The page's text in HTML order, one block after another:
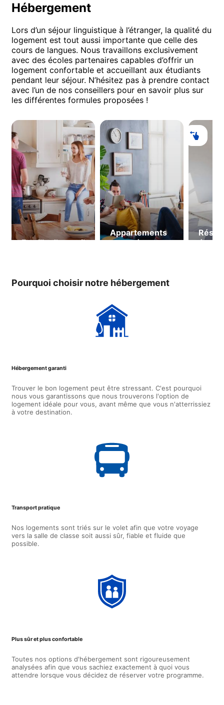
Hébergement
Lors d’un séjour linguistique à l’étranger, la qualité du
logement est tout aussi importante que celle des
cours de langues. Nous travaillons exclusivement
avec des écoles partenaires capables d’offrir un
logement confortable et accueillant aux étudiants
pendant leur séjour. N’hésitez pas à prendre contact
avec l’un de nos conseillers pour en savoir plus sur
les différentes formules proposées !
Famille d’accueil
Appartements
partagés
Pourquoi choisir notre hébergement
Hébergement garanti
Trouver le bon logement peut être stressant. C'est pourquoi
nous vous garantissons que nous trouverons l'option de
logement idéale pour vous, avant même que vous n'atterrissiez
à votre destination.
Transport pratique
Nos logements sont triés sur le volet afin que votre voyage
vers la salle de classe soit aussi sûr, fiable et fluide que
possible.
Plus sûr et plus confortable
Toutes nos options d'hébergement sont rigoureusement
analysées afin que vous sachiez exactement à quoi vous
attendre lorsque vous décidez de réserver votre programme.